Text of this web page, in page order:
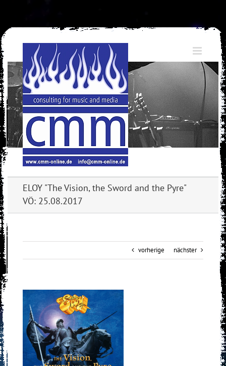
content
ELOY "The Vision, the Sword and the Pyre"
VÖ: 25.08.2017
vorherige nächster
Larger
Image